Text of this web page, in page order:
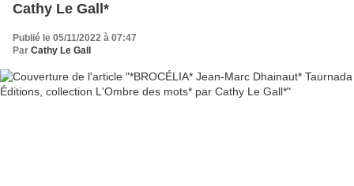
Cathy Le Gall*
Publié le 05/11/2022 à 07:47
Par Cathy Le Gall